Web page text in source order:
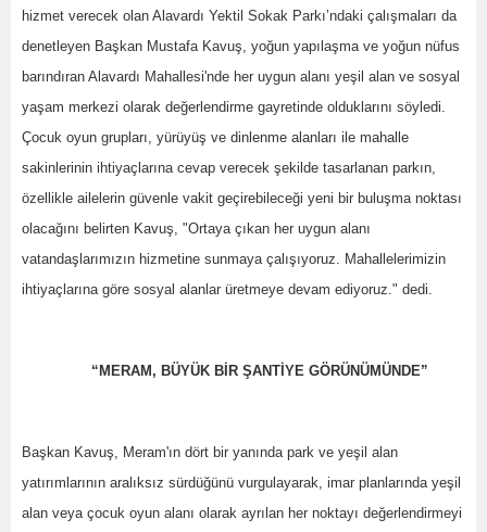
hizmet verecek olan Alavardı Yektil Sokak Parkı’ndaki çalışmaları da
denetleyen Başkan Mustafa Kavuş, yoğun yapılaşma ve yoğun nüfus
barındıran Alavardı Mahallesi'nde her uygun alanı yeşil alan ve sosyal
yaşam merkezi olarak değerlendirme gayretinde olduklarını söyledi.
Çocuk oyun grupları, yürüyüş ve dinlenme alanları ile mahalle
sakinlerinin ihtiyaçlarına cevap verecek şekilde tasarlanan parkın,
özellikle ailelerin güvenle vakit geçirebileceği yeni bir buluşma noktası
olacağını belirten Kavuş, "Ortaya çıkan her uygun alanı
vatandaşlarımızın hizmetine sunmaya çalışıyoruz. Mahallelerimizin
ihtiyaçlarına göre sosyal alanlar üretmeye devam ediyoruz." dedi.
“MERAM, BÜYÜK BİR ŞANTİYE GÖRÜNÜMÜNDE”
Başkan Kavuş, Meram'ın dört bir yanında park ve yeşil alan
yatırımlarının aralıksız sürdüğünü vurgulayarak, imar planlarında yeşil
alan veya çocuk oyun alanı olarak ayrılan her noktayı değerlendirmeyi